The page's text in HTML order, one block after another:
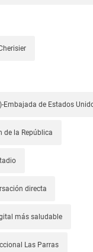
Embajada de Estados
de la República
directa
más saludable
Las Parras